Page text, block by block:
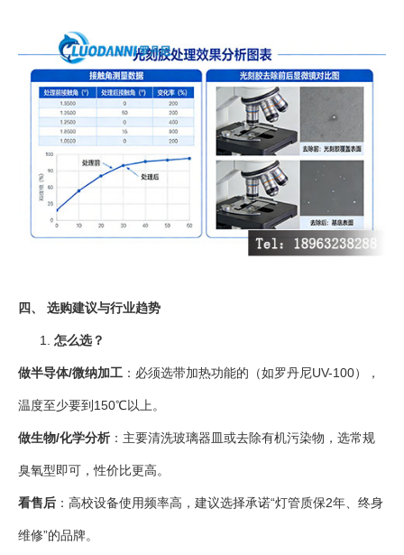
四、 选购建议与行业趋势
怎么选？
做半导体/微纳加工 ：必须选带加热功能的（如罗丹尼UV-100），
温度至少要到150℃以上。
做生物/化学分析 ：主要清洗玻璃器皿或去除有机污染物，选常规
臭氧型即可，性价比更高。
看售后 ：高校设备使用频率高，建议选择承诺“灯管质保2年、终身
维修”的品牌。